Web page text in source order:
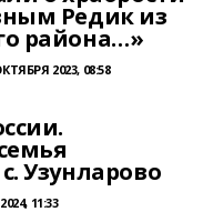
Редик из
района…»
2023, 08:58
Узунларово
11:33